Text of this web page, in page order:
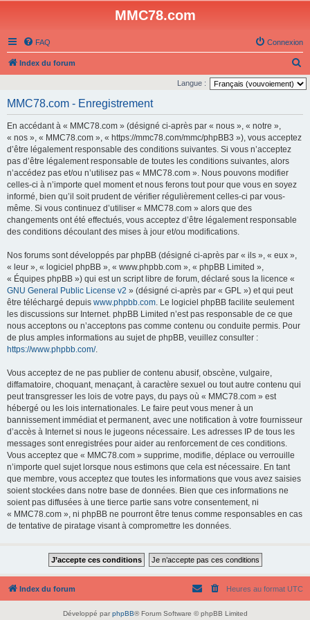
MMC78.com
FAQ Connexion
Index du forum
e
Langue :
MMC78.com - Enregistrement
En accédant à « MMC78.com » (désigné ci-après par « nous », « notre »,
« nos », « MMC78.com », « https://mmc78.com/mmc/phpBB3 »), vous acceptez
d’être légalement responsable des conditions suivantes. Si vous n’acceptez
pas d’être légalement responsable de toutes les conditions suivantes, alors
n’accédez pas et/ou n’utilisez pas « MMC78.com ». Nous pouvons modifier
celles-ci à n’importe quel moment et nous ferons tout pour que vous en soyez
informé, bien qu’il soit prudent de vérifier régulièrement celles-ci par vous-
même. Si vous continuez d’utiliser « MMC78.com » alors que des
changements ont été effectués, vous acceptez d’être légalement responsable
des conditions découlant des mises à jour et/ou modifications.
Nos forums sont développés par phpBB (désigné ci-après par « ils », « eux »,
« leur », « logiciel phpBB », « www.phpbb.com », « phpBB Limited »,
« Équipes phpBB ») qui est un script libre de forum, déclaré sous la licence «
GNU General Public License v2 » (désigné ci-après par « GPL ») et qui peut
être téléchargé depuis www.phpbb.com. Le logiciel phpBB facilite seulement
les discussions sur Internet. phpBB Limited n’est pas responsable de ce que
nous acceptons ou n’acceptons pas comme contenu ou conduite permis. Pour
de plus amples informations au sujet de phpBB, veuillez consulter :
https://www.phpbb.com/.
Vous acceptez de ne pas publier de contenu abusif, obscène, vulgaire,
diffamatoire, choquant, menaçant, à caractère sexuel ou tout autre contenu qui
peut transgresser les lois de votre pays, du pays où « MMC78.com » est
hébergé ou les lois internationales. Le faire peut vous mener à un
bannissement immédiat et permanent, avec une notification à votre fournisseur
d’accès à Internet si nous le jugeons nécessaire. Les adresses IP de tous les
messages sont enregistrées pour aider au renforcement de ces conditions.
Vous acceptez que « MMC78.com » supprime, modifie, déplace ou verrouille
n’importe quel sujet lorsque nous estimons que cela est nécessaire. En tant
que membre, vous acceptez que toutes les informations que vous avez saisies
soient stockées dans notre base de données. Bien que ces informations ne
soient pas diffusées à une tierce partie sans votre consentement, ni
« MMC78.com », ni phpBB ne pourront être tenus comme responsables en cas
de tentative de piratage visant à compromettre les données.
Index du forum Heures au format UTC
Développé par phpBB® Forum Software © phpBB Limited